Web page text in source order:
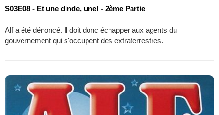
S03E08 - Et une dinde, une! - 2ème Partie
Alf a été dénoncé. Il doit donc échapper aux agents du
gouvernement qui s'occupent des extraterrestres.